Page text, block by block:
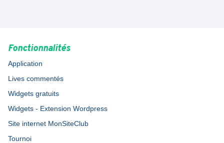
Fonctionnalités
Application
Lives commentés
Widgets gratuits
Widgets - Extension Wordpress
Site internet MonSiteClub
Tournoi